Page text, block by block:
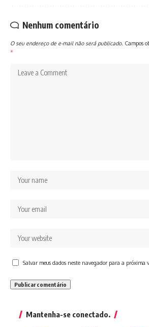
Nenhum comentário
O seu endereço de e-mail não será publicado. Campos
*
Salvar meus dados neste navegador para a próxima
Mantenha-se conectado.